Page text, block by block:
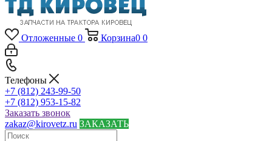
Отложенные 0 Корзина0 0
Телефоны
+7 (812) 243-99-50
+7 (812) 953-15-82
Заказать звонок
zakaz@kirovetz.ru ЗАКАЗАТЬ